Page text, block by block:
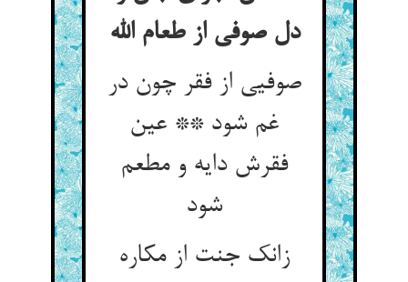
دل صوفی از طعام الله
صوفیی از فقر چون در
غم شود ** عین
فقرش دایه و مطعم
شود
زانک جنت از مکاره